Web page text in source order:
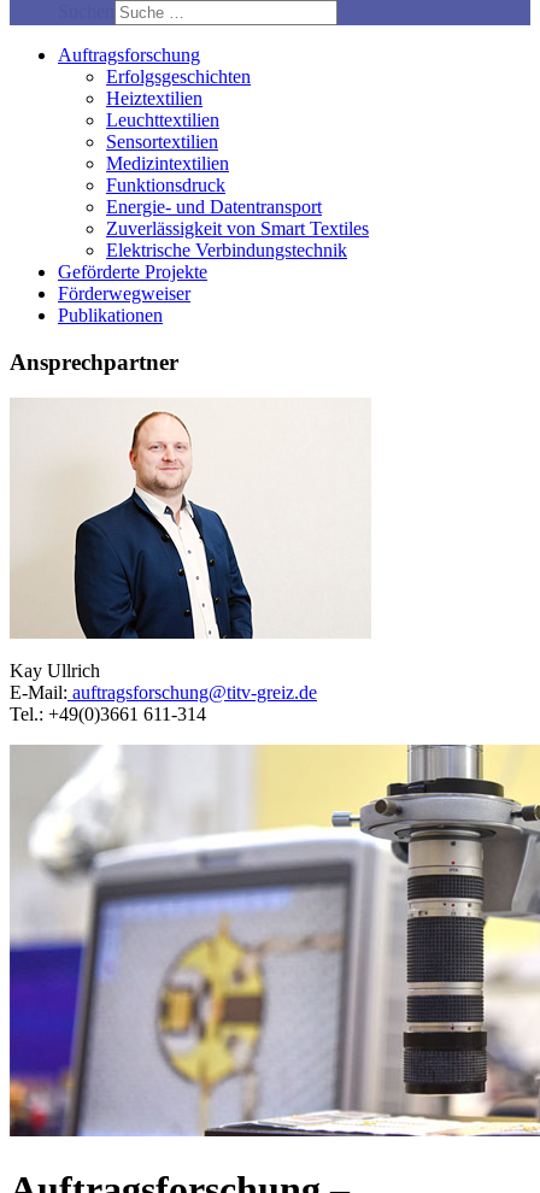
Auftragsforschung
Erfolgsgeschichten
Heiztextilien
Leuchttextilien
Sensortextilien
Medizintextilien
Funktionsdruck
Energie- und Datentransport
Zuverlässigkeit von Smart Textiles
Elektrische Verbindungstechnik
Geförderte Projekte
Förderwegweiser
Publikationen
Ansprechpartner
Kay Ullrich
E-Mail: auftragsforschung@titv-greiz.de
Tel.: +49(0)3661 611-314